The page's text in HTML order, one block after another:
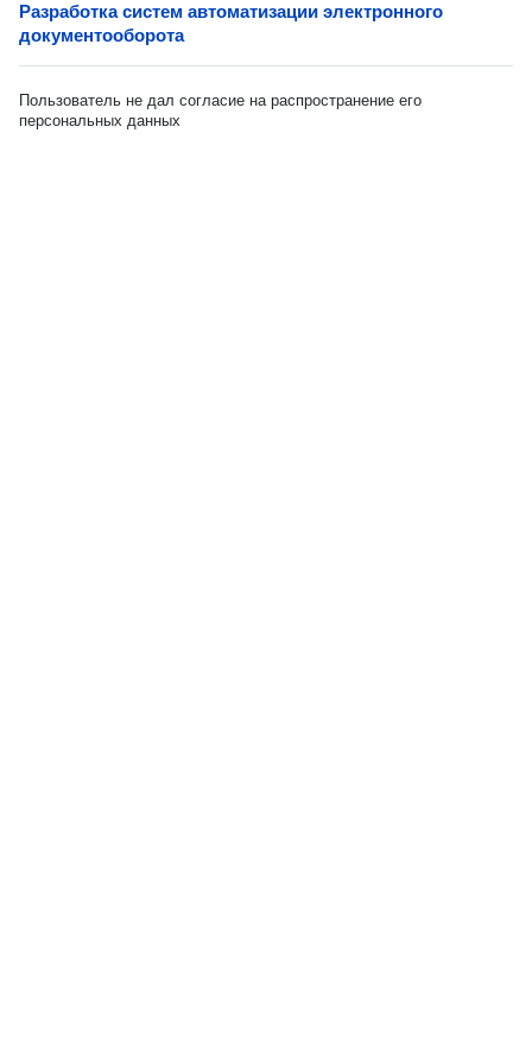
Разработка систем автоматизации электронного
документооборота
Пользователь не дал согласие на распространение его
персональных данных